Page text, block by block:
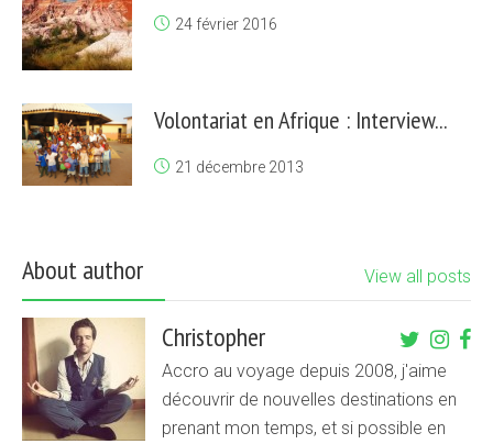
24 février 2016
Volontariat en Afrique : Interview...
21 décembre 2013
About author View all posts
Christopher
Accro au voyage depuis 2008, j'aime
découvrir de nouvelles destinations en
prenant mon temps, et si possible en